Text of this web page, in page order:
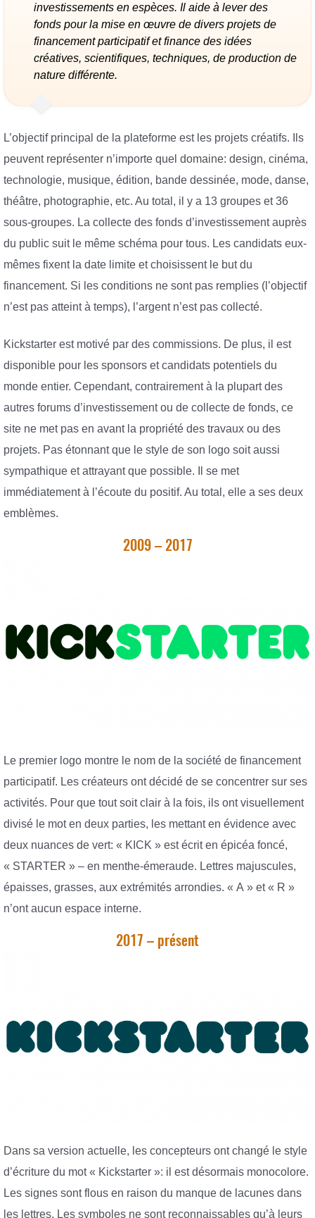
investissements en espèces. Il aide à lever des
fonds pour la mise en œuvre de divers projets de
financement participatif et finance des idées
créatives, scientifiques, techniques, de production de
nature différente.
L’objectif principal de la plateforme est les projets créatifs. Ils
peuvent représenter n’importe quel domaine: design, cinéma,
technologie, musique, édition, bande dessinée, mode, danse,
théâtre, photographie, etc. Au total, il y a 13 groupes et 36
sous-groupes. La collecte des fonds d’investissement auprès
du public suit le même schéma pour tous. Les candidats eux-
mêmes fixent la date limite et choisissent le but du
financement. Si les conditions ne sont pas remplies (l’objectif
n’est pas atteint à temps), l’argent n’est pas collecté.
Kickstarter est motivé par des commissions. De plus, il est
disponible pour les sponsors et candidats potentiels du
monde entier. Cependant, contrairement à la plupart des
autres forums d’investissement ou de collecte de fonds, ce
site ne met pas en avant la propriété des travaux ou des
projets. Pas étonnant que le style de son logo soit aussi
sympathique et attrayant que possible. Il se met
immédiatement à l’écoute du positif. Au total, elle a ses deux
emblèmes.
2009 – 2017
Le premier logo montre le nom de la société de financement
participatif. Les créateurs ont décidé de se concentrer sur ses
activités. Pour que tout soit clair à la fois, ils ont visuellement
divisé le mot en deux parties, les mettant en évidence avec
deux nuances de vert: « KICK » est écrit en épicéa foncé,
« STARTER » – en menthe-émeraude. Lettres majuscules,
épaisses, grasses, aux extrémités arrondies. « A » et « R »
n’ont aucun espace interne.
2017 – présent
Dans sa version actuelle, les concepteurs ont changé le style
d’écriture du mot « Kickstarter »: il est désormais monocolore.
Les signes sont flous en raison du manque de lacunes dans
les lettres. Les symboles ne sont reconnaissables qu’à leurs